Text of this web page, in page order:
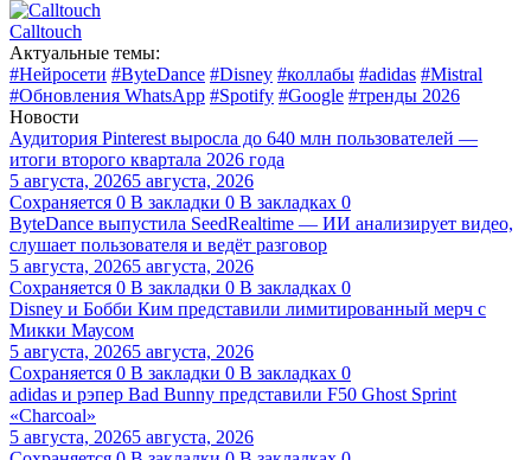
Calltouch
Актуальные темы:
#Нейросети #ByteDance #Disney #коллабы #adidas #Mistral
#Обновления WhatsApp #Spotify #Google #тренды 2026
Новости
Аудитория Pinterest выросла до 640 млн пользователей —
итоги второго квартала 2026 года
5 августа, 20265 августа, 2026
Сохраняется 0 В закладки 0 В закладках 0
ByteDance выпустила SeedRealtime — ИИ анализирует видео,
слушает пользователя и ведёт разговор
5 августа, 20265 августа, 2026
Сохраняется 0 В закладки 0 В закладках 0
Disney и Бобби Ким представили лимитированный мерч с
Микки Маусом
5 августа, 20265 августа, 2026
Сохраняется 0 В закладки 0 В закладках 0
adidas и рэпер Bad Bunny представили F50 Ghost Sprint
«Charcoal»
5 августа, 20265 августа, 2026